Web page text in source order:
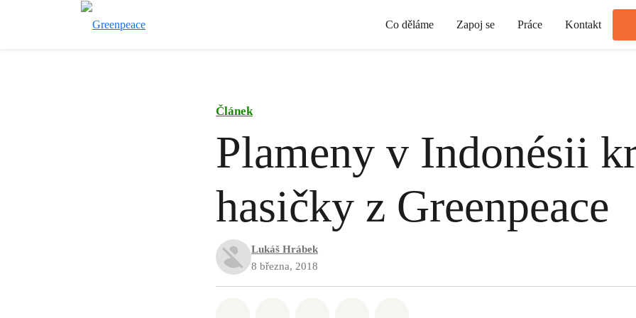
Co děláme Zapoj se Práce Kontakt
Článek
Plameny v Indonésii
hasičky z Greenpeace
Lukáš Hrábek
8 března, 2018